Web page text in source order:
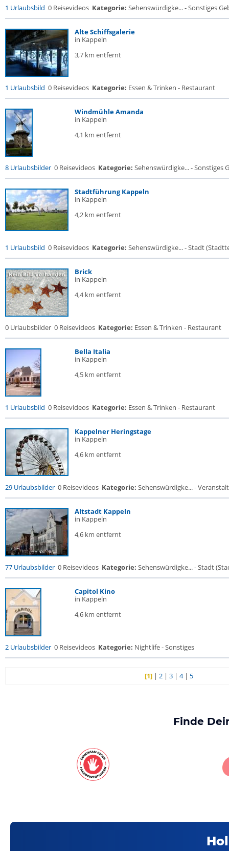
1 Urlaubsbild 0 Reisevideos Kategorie: Sehenswürdigke... - Sonstiges
Alte Schiffsgalerie
in Kappeln
3,7 km entfernt
1 Urlaubsbild 0 Reisevideos Kategorie: Essen & Trinken - Restaurant
Windmühle Amanda
in Kappeln
4,1 km entfernt
8 Urlaubsbilder 0 Reisevideos Kategorie: Sehenswürdigke... - Sonstiges
Stadtführung Kappeln
in Kappeln
4,2 km entfernt
1 Urlaubsbild 0 Reisevideos Kategorie: Sehenswürdigke... - Stadt
Brick
in Kappeln
4,4 km entfernt
0 Urlaubsbilder 0 Reisevideos Kategorie: Essen & Trinken - Restaurant
Bella Italia
in Kappeln
4,5 km entfernt
1 Urlaubsbild 0 Reisevideos Kategorie: Essen & Trinken - Restaurant
Kappelner Heringstage
in Kappeln
4,6 km entfernt
29 Urlaubsbilder 0 Reisevideos Kategorie: Sehenswürdigke... -
Altstadt Kappeln
in Kappeln
4,6 km entfernt
77 Urlaubsbilder 0 Reisevideos Kategorie: Sehenswürdigke... - Stadt
Capitol Kino
in Kappeln
4,6 km entfernt
2 Urlaubsbilder 0 Reisevideos Kategorie: Nightlife - Sonstiges
[1] |2 |3 |4| 5
Finde